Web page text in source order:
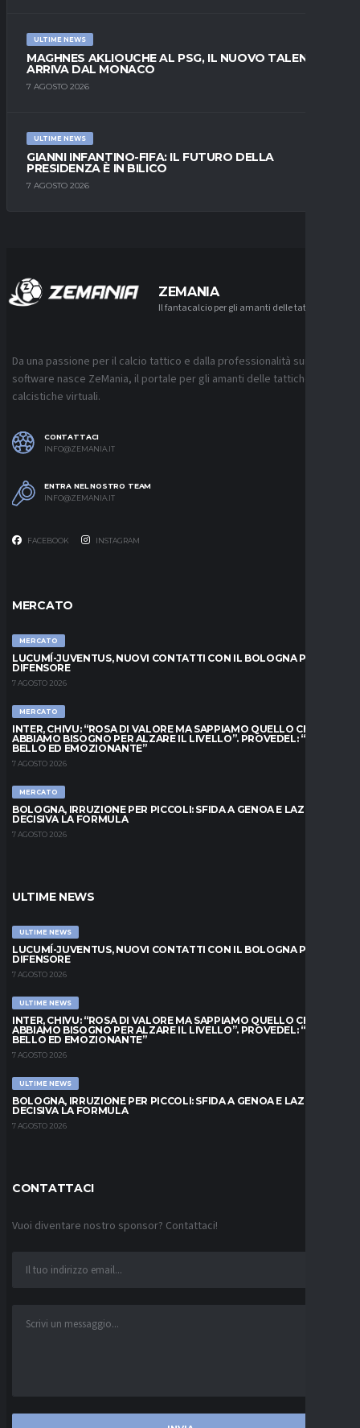
ULTIME NEWS
MAGHNES AKLIOUCHE AL PSG, IL NUOVO TALENTO
ARRIVA DAL MONACO
7 AGOSTO 2026
ULTIME NEWS
GIANNI INFANTINO-FIFA: IL FUTURO DELLA
PRESIDENZA È IN BILICO
7 AGOSTO 2026
ZEMANIA
Il fantacalcio per gli amanti delle tattiche
Da una passione per il calcio tattico e dalla professionalità sui
software nasce ZeMania, il portale per gli amanti delle tattiche
calcistiche virtuali.
CONTATTACI
INFO@ZEMANIA.IT
ENTRA NEL NOSTRO TEAM
INFO@ZEMANIA.IT
FACEBOOK INSTAGRAM
MERCATO
MERCATO
LUCUMÍ-JUVENTUS, NUOVI CONTATTI CON IL BOLOGNA PER IL
DIFENSORE
7 AGOSTO 2026
MERCATO
INTER, CHIVU: “ROSA DI VALORE MA SAPPIAMO QUELLO CHE
ABBIAMO BISOGNO PER ALZARE IL LIVELLO”. PROVEDEL: “MESE
BELLO ED EMOZIONANTE”
7 AGOSTO 2026
MERCATO
BOLOGNA, IRRUZIONE PER PICCOLI: SFIDA A GENOA E LAZIO,
DECISIVA LA FORMULA
7 AGOSTO 2026
ULTIME NEWS
ULTIME NEWS
LUCUMÍ-JUVENTUS, NUOVI CONTATTI CON IL BOLOGNA PER IL
DIFENSORE
7 AGOSTO 2026
ULTIME NEWS
INTER, CHIVU: “ROSA DI VALORE MA SAPPIAMO QUELLO CHE
ABBIAMO BISOGNO PER ALZARE IL LIVELLO”. PROVEDEL: “MESE
BELLO ED EMOZIONANTE”
7 AGOSTO 2026
ULTIME NEWS
BOLOGNA, IRRUZIONE PER PICCOLI: SFIDA A GENOA E LAZIO,
DECISIVA LA FORMULA
7 AGOSTO 2026
CONTATTACI
Vuoi diventare nostro sponsor? Contattaci!